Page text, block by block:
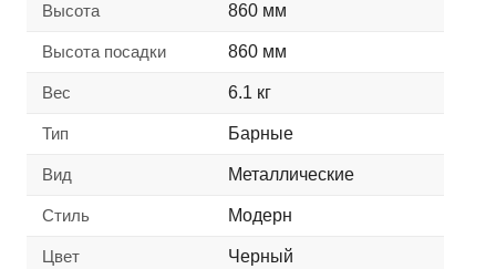
Высота 860 мм
Высота посадки 860 мм
Вес 6.1 кг
Тип Барные
Вид Металлические
Стиль Модерн
Цвет Черный